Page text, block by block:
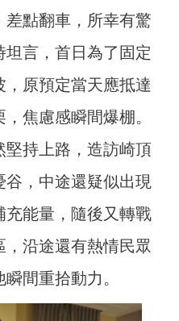
點翻車，所幸有驚
言，首日為了固定
原預定當天應抵達
焦慮感瞬間爆棚。
堅持上路，造訪崎頂
谷，中途還疑似出現
充能量，隨後又轉戰
沿途還有熱情民眾
間重拾動力。